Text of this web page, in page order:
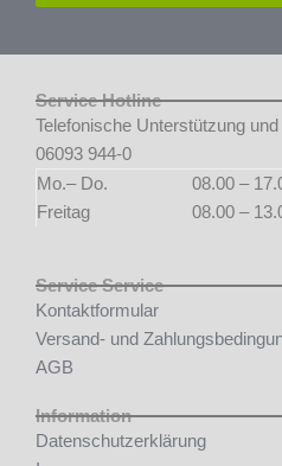
Service Hotline
Telefonische Unterstützung
06093 944-0
Mo.– Do.
08.00 –
Freitag
08.00 –
Service Service
Kontaktformular
Versand- und
AGB
Information
Datenschutzerklärung